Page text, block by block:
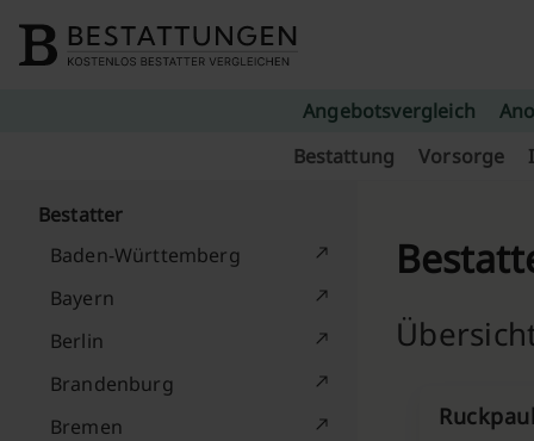
Angebotsvergleich
Bestattung
Vorsorge
Bestatter
Baden-Württemberg
Bayern
Berlin
Brandenburg
Bremen